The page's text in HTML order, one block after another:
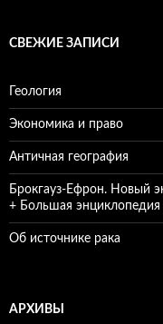
СВЕЖИЕ ЗАПИСИ
Геология
Экономика и право
Античная география
Брокгауз-Ефрон. Новый
+ Большая энциклопедия
Об источнике рака
АРХИВЫ